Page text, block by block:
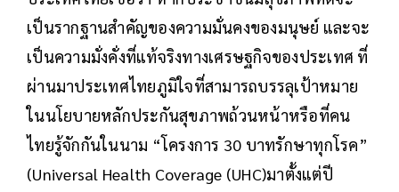
เป็นรากฐานสำคัญของความมั่นคงของมนุษย์ และจะ
เป็นความมั่งคั่งที่แท้จริงทางเศรษฐกิจของประเทศ ที่
ผ่านมาประเทศไทยภูมิใจที่สามารถบรรลุเป้าหมาย
ในนโยบายหลักประกันสุขภาพถ้วนหน้าหรือที่คน
ไทยรู้จักกันในนาม “โครงการ 30 บาทรักษาทุกโรค”
(Universal Health Coverage (UHC)มาตั้งแต่ปี